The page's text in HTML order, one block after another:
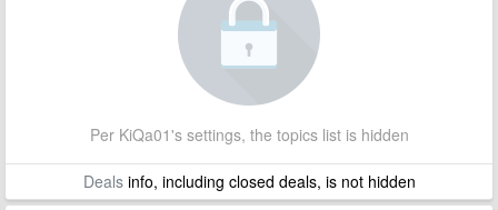
Per KiQa01's settings, the topics list is hidden
Dealsinfo, including closed deals, is not hidden